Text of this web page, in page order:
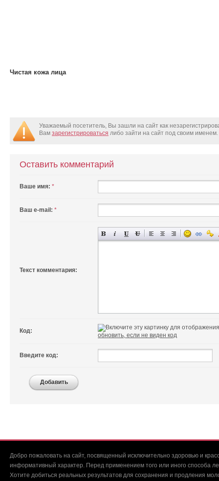
Чистая кожа лица
Уважаемый посетитель, Вы зашли на сайт как
Вам зарегистрироваться либо зайти на сайт под своим именем.
Оставить комментарий
Ваше имя: *
Ваш e-mail: *
Текст комментария:
Код:
обновить, если не виден код
Введите код:
Добавить
Добро пожаловать на сайт, посвященный исключительно здоровью и
информативный характер. Перед применением того или иного способа
Хотите добиться реальных результатов для сохранения и продления